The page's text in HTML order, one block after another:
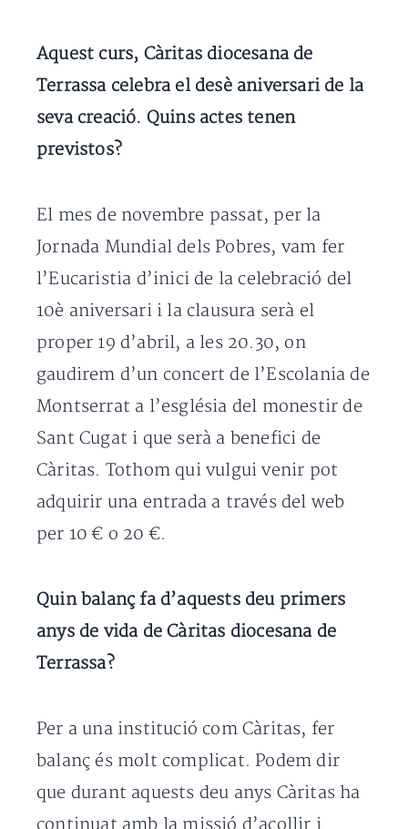
Aquest curs, Càritas diocesana de
Terrassa celebra el desè aniversari de la
seva creació. Quins actes tenen
previstos?
El mes de novembre passat, per la
Jornada Mundial dels Pobres, vam fer
l’Eucaristia d’inici de la celebració del
10è aniversari i la clausura serà el
proper 19 d’abril, a les 20.30, on
gaudirem d’un concert de l’Escolania de
Montserrat a l’església del monestir de
Sant Cugat i que serà a benefici de
Càritas. Tothom qui vulgui venir pot
adquirir una entrada a través del web
per 10 € o 20 €.
Quin balanç fa d’aquests deu primers
anys de vida de Càritas diocesana de
Terrassa?
Per a una institució com Càritas, fer
balanç és molt complicat. Podem dir
que durant aquests deu anys Càritas ha